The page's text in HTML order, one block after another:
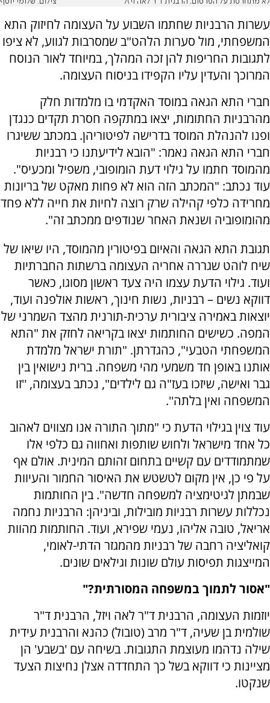
לא מתחרטת על הפרסום. הרבנית ד"ר לאה ויזל צילום: שלומי יוסף
עשרות הרבניות שחתמו השבוע על העצומה לחיזוק התא
המשפחתי, מול סערות הלהט"ב שמסרבות לגווע, לא ציפו
לתגובות החריפות להן זכה המהלך, במיוחד לאור הנוסח
המרוכך והעדין עליו הקפידו בניסוח העצומה.
חברי התא הגאה במוסד האקדמי בו מלמדות חלק
מהרבניות החתומות, יצאו במתקפה חסרת תקדים כנגדן
ופנו להנהלת המוסד בדרישה לפיטוריהן. במכתב ששיגרו
חברי התא הגאה נאמר: "הובא לידיעתנו כי רבניות
מהמוסד חתמו על גילוי דעת הומופובי, משפיל ומכעיס".
עוד נכתב: "המכתב הזה הוא לא פחות מאקט של בריונות
מחרידה כלפי קהילה שרק רוצה לחיות את חייה ללא פחד
מהומופוביה ושנאת האחר שנודפים ממכתב זה".
תגובת התא הגאה והאיום בפיטורין מהמוסד, היו שיאו של
שיח לוהט שגררה אחריה העצומה ברשתות החברתיות
ועוד. גילוי הדעת עצמו היה צעד ראשון מסוגו, כאשר
דווקא נשים – רבניות, נשות חינוך, ראשות אולפנה ועוד,
יוצאות באמירה ציבורית ערכית-תורנית מהצד השמרני של
המפה. כשישים החותמות יצאו בקריאה לחזק את "התא
המשפחתי הטבעי", כהגדרתן. "תורת ישראל מלמדת
אותנו באופן חד משמעי מהי משפחה. ברית נישואין בין
גבר ואישה, שיזכו בעז"ה גם לילדים", נכתב בעצומה, ''זו
המשפחה ואין בלתה''.
עוד צוין בגילוי הדעת כי "מתוך התורה אנו מצווים לאהוב
כל אחד מישראל ולחוש שותפות ואחווה גם כלפי אלו
שמתמודדים עם קשיים בתחום זהותם המינית. אולם אף
על פי כן, אין מקום לטשטש את האיסור החמור והעיוות
שבמתן לגיטימציה למשפחה חדשה". בין החותמות
נכללות עשרות רבניות מובילות, וביניהן: הרבניות נחמה
אריאל, טובה אליהו, נעמי שפירא, ועוד. החותמות מהוות
קואליציה רחבה של רבניות מהמגזר הדתי-לאומי,
המייצגות תפיסות עולם שונות וגילאים שונים.
"אסור לתמוך במשפחה המסורתית?"
יוזמות העצומה, הרבנית ד"ר לאה ויזל, הרבנית ד"ר
שולמית בן שעיה, ד"ר מרב (טובול) כהנא והרבנית עידית
שילה נדהמו מעוצמת התגובות. בשיחה עם 'בשבע' הן
מציינות כי דווקא בשל כך התחדדה אצלן נחיצות הצעד
שנקטו.